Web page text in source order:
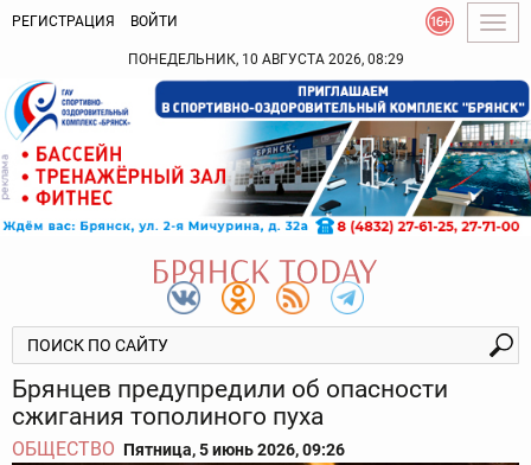
РЕГИСТРАЦИЯ ВОЙТИ
ПОНЕДЕЛЬНИК, 10 АВГУСТА 2026, 08:29
Брянцев предупредили об опасности
сжигания тополиного пуха
ОБЩЕСТВО Пятница, 5 июнь 2026, 09:26